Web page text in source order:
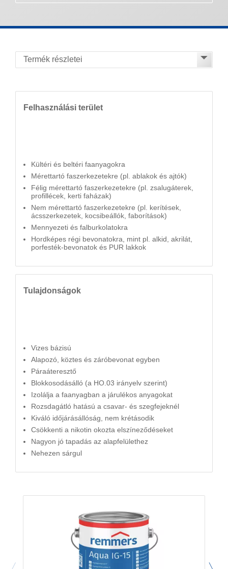
Felhasználási terület
Kültéri és beltéri faanyagokra
Mérettartó faszerkezetekre (pl. ablakok és ajtók)
Félig mérettartó faszerkezetekre (pl. zsalugáterek,
profillécek, kerti faházak)
Nem mérettartó faszerkezetekre (pl. kerítések,
ácsszerkezetek, kocsibeállók, faborítások)
Mennyezeti és falburkolatokra
Hordképes régi bevonatokra, mint pl. alkid, akrilát,
porfesték-bevonatok és PUR lakkok
Tulajdonságok
Vizes bázisú
Alapozó, köztes és záróbevonat egyben
Páraáteresztő
Blokkosodásálló (a HO.03 irányelv szerint)
Izolálja a faanyagban a járulékos anyagokat
Rozsdagátló hatású a csavar- és szegfejeknél
Kiváló időjárásállóság, nem krétásodik
Csökkenti a nikotin okozta elszíneződéseket
Nagyon jó tapadás az alapfelülethez
Nehezen sárgul